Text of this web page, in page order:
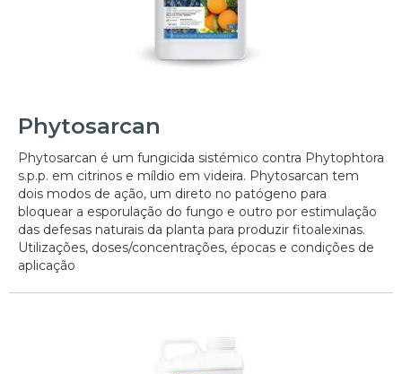
Phytosarcan
Phytosarcan é um fungicida sistémico contra Phytophtora
s.p.p. em citrinos e míldio em videira. Phytosarcan tem
dois modos de ação, um direto no patógeno para
bloquear a esporulação do fungo e outro por estimulação
das defesas naturais da planta para produzir fitoalexinas.
Utilizações, doses/concentrações, épocas e condições de
aplicação